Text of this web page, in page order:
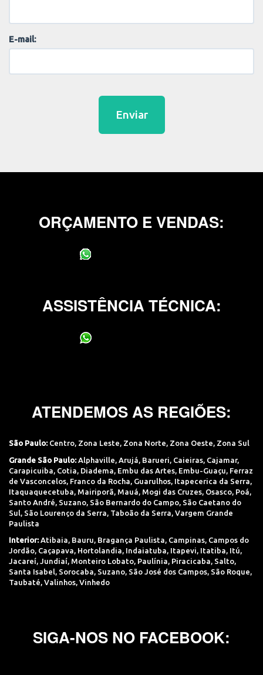
E-mail:
Enviar
ORÇAMENTO E VENDAS:
ASSISTÊNCIA TÉCNICA:
ATENDEMOS AS REGIÕES:
São Paulo: Centro, Zona Leste, Zona Norte, Zona Oeste, Zona Sul
Grande São Paulo: Alphaville Arujá Barueri Caieiras Cajamar,
Carapicuiba Cotia Diadema Embu das Artes Embu-Guaçu Ferraz
de Vasconcelos Franco da Rocha Guarulhos Itapecerica da Serra
Itaquaquecetuba Mairiporã Mauá Mogi das Cruzes Osasco Poá
Santo André Suzano São Bernardo do Campo São Caetano do
Sul São Lourenço da Serra Taboão da Serra Vargem Grande
Paulista
Interior: Atibaia, Bauru, Bragança Paulista, Campinas, Campos do
Jordão, Caçapava, Hortolandia, Indaiatuba, Itapevi, Itatiba, Itú,
Jacareí, Jundiaí, Monteiro Lobato, Paulínia, Piracicaba, Salto,
Santa Isabel, Sorocaba, Suzano, São José dos Campos, São Roque,
Taubaté, Valinhos, Vinhedo
SIGA-NOS NO FACEBOOK: